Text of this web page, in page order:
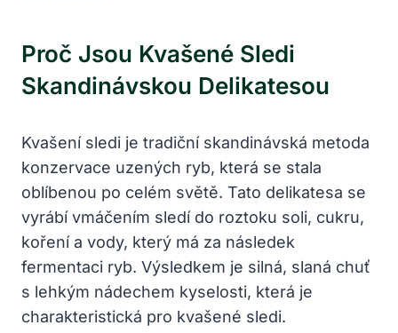
Proč Jsou Kvašené Sledi
Skandinávskou Delikatesou
Kvašení sledi je tradiční skandinávská metoda
konzervace uzených ryb, která se stala
oblíbenou po celém světě. Tato delikatesa se
vyrábí vmáčením sledí do roztoku soli, cukru,
koření a vody, který má za následek
fermentaci ryb. Výsledkem je silná, slaná chuť
s lehkým nádechem kyselosti, která je
charakteristická pro kvašené sledi.